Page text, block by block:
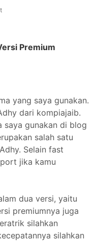
Premium
yang saya gunakan.
dari kompiajaib.
saya gunakan di blog
salah satu
Selain fast
jika kamu
dua versi, yaitu
premiumnya juga
silahkan
silahkan